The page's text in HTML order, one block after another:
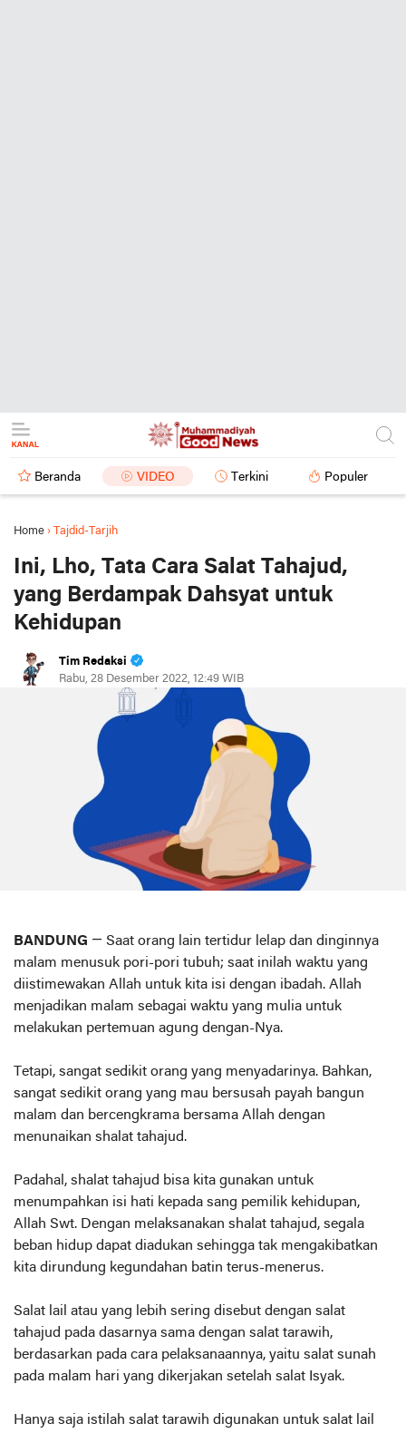
Beranda VIDEO Terkini Populer
Home › Tajdid-Tarjih
Ini, Lho, Tata Cara Salat Tahajud,
yang Berdampak Dahsyat untuk
Kehidupan
Tim Redaksi
Rabu, 28 Desember 2022, 12:49 WIB
BANDUNG — Saat orang lain tertidur lelap dan dinginnya
malam menusuk pori-pori tubuh; saat inilah waktu yang
diistimewakan Allah untuk kita isi dengan ibadah. Allah
menjadikan malam sebagai waktu yang mulia untuk
melakukan pertemuan agung dengan-Nya.
Tetapi, sangat sedikit orang yang menyadarinya. Bahkan,
sangat sedikit orang yang mau bersusah payah bangun
malam dan bercengkrama bersama Allah dengan
menunaikan shalat tahajud.
Padahal, shalat tahajud bisa kita gunakan untuk
menumpahkan isi hati kepada sang pemilik kehidupan,
Allah Swt. Dengan melaksanakan shalat tahajud, segala
beban hidup dapat diadukan sehingga tak mengakibatkan
kita dirundung kegundahan batin terus-menerus.
Salat lail atau yang lebih sering disebut dengan salat
tahajud pada dasarnya sama dengan salat tarawih,
berdasarkan pada cara pelaksanaannya, yaitu salat sunah
pada malam hari yang dikerjakan setelah salat Isyak.
Hanya saja istilah salat tarawih digunakan untuk salat lail